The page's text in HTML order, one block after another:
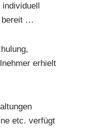
individuell
bereit …
erhielt
etc. verfügt